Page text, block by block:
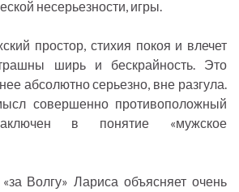
несерьезности, игры.
простор, стихия покоя и влечет
ширь и бескрайность. Это
абсолютно серьезно, вне разгула.
совершенно противоположный
в понятие «мужское
Волгу» Лариса объясняет очень